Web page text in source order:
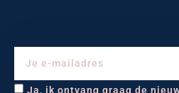
Ja, ik ontvang graag de